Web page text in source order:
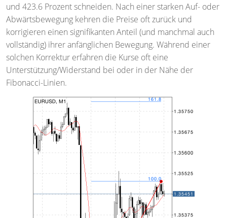
und 423.6 Prozent schneiden. Nach einer starken Auf- oder
Abwärtsbewegung kehren die Preise oft zurück und
korrigieren einen signifikanten Anteil (und manchmal auch
vollständig) ihrer anfänglichen Bewegung. Während einer
solchen Korrektur erfahren die Kurse oft eine
Unterstützung/Widerstand bei oder in der Nähe der
Fibonacci-Linien.